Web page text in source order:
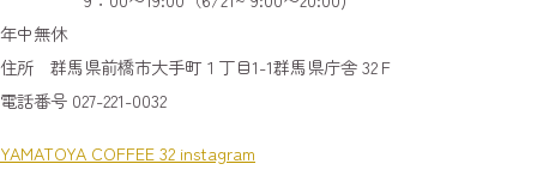
年中無休
住所 群馬県前橋市大手町１丁目1-1群馬県庁舎 32Ｆ
電話番号 027-221-0032
YAMATOYA COFFEE 32 instagram